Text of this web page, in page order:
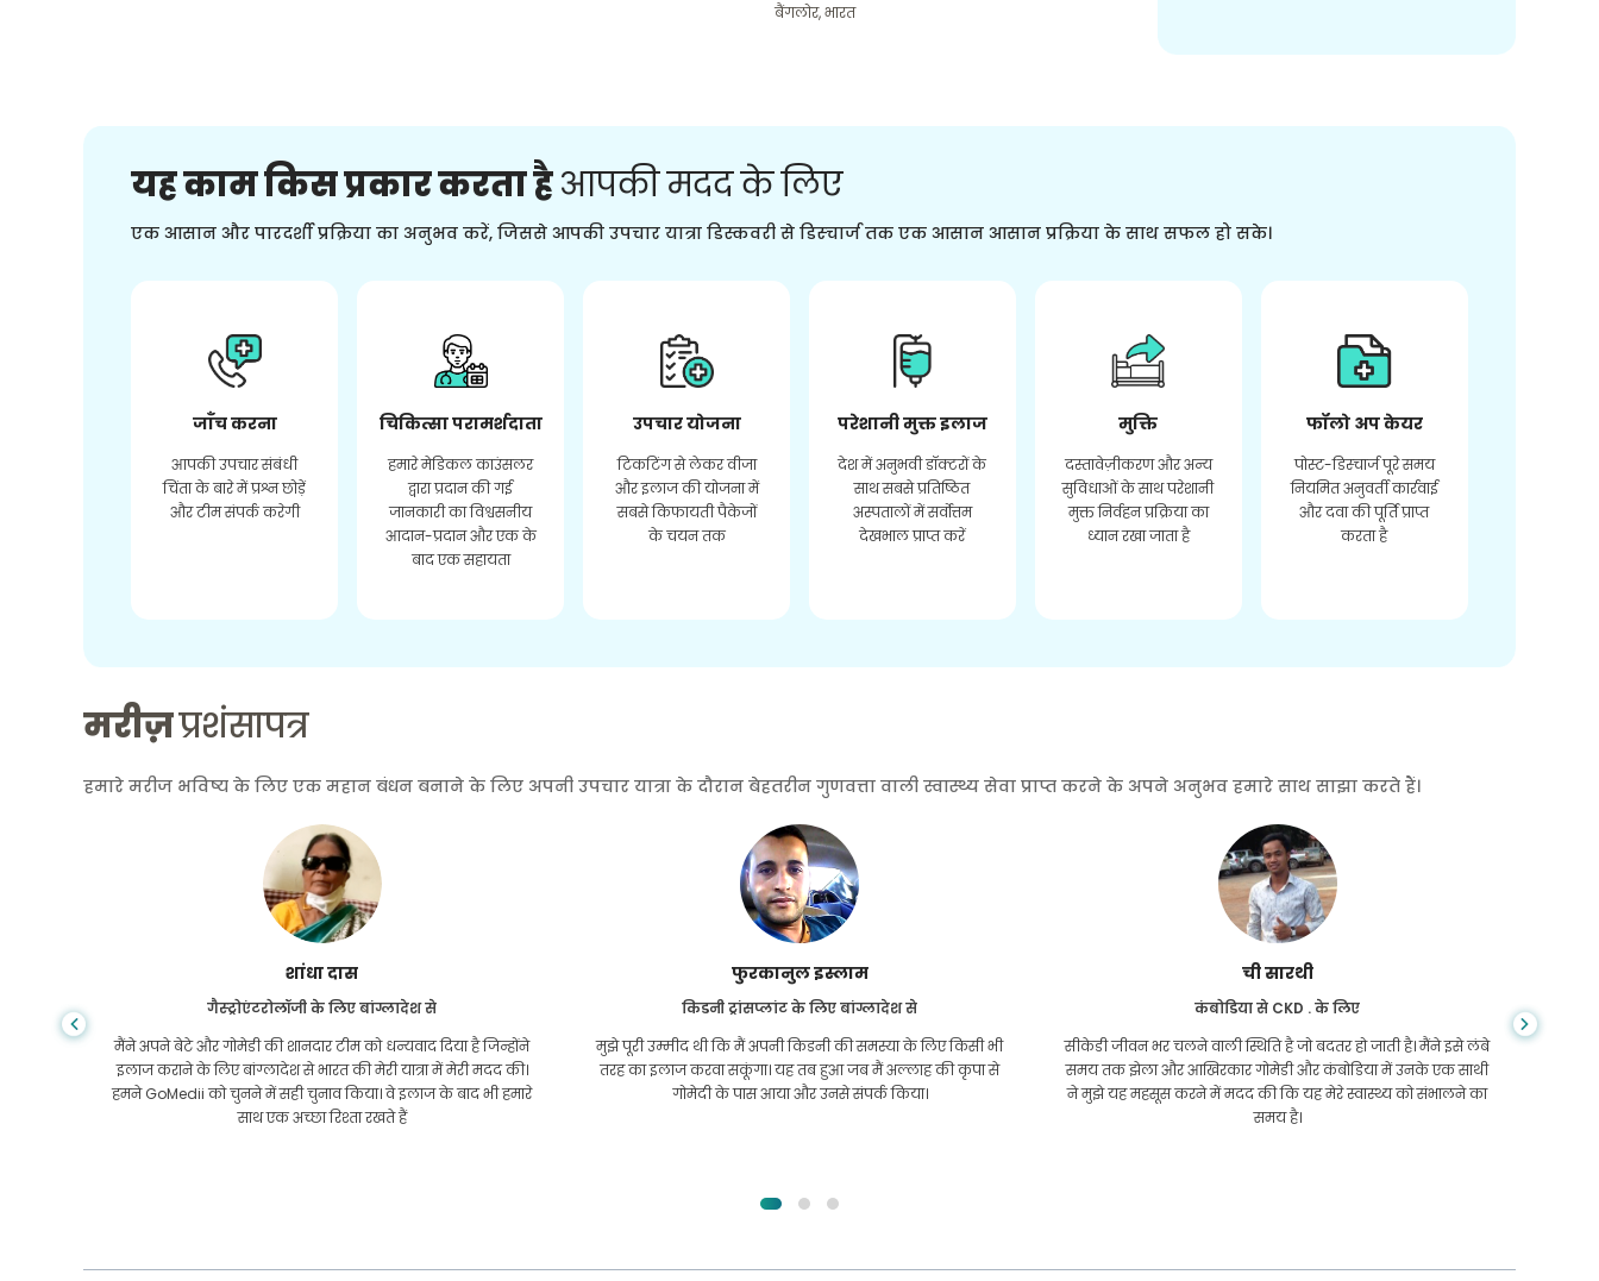
बैंगलोर,भारत
यह काम किस प्रकार करता हैआपकी मदद के लिए
एक आसान और पारदर्शी प्रक्रिया का अनुभव करें, जिससे आपकी उपचार यात्रा डिस्कवरी से डिस्चार्ज तक एक आसान आसान प्रक्रिया के साथ सफल हो सके।
जाँच करना
आपकी उपचार संबंधी
चिंता के बारे में प्रश्न छोड़ें
और टीम संपर्क करेगी
चिकित्सा परामर्शदाता
हमारे मेडिकल काउंसलर
द्वारा प्रदान की गई
जानकारी का विश्वसनीय
आदान-प्रदान और एक के
बाद एक सहायता
उपचार योजना
टिकटिंग से लेकर वीजा
और इलाज की योजना में
सबसे किफायती पैकेजों
के चयन तक
परेशानी मुक्त इलाज
देश में अनुभवी डॉक्टरों के
साथ सबसे प्रतिष्ठित
अस्पतालों में सर्वोत्तम
देखभाल प्राप्त करें
मुक्ति
दस्तावेज़ीकरण और अन्य
सुविधाओं के साथ परेशानी
मुक्त निर्वहन प्रक्रिया का
ध्यान रखा जाता है
फॉलो अप केयर
पोस्ट-डिस्चार्ज पूरे समय
नियमित अनुवर्ती कार्रवाई
और दवा की पूर्ति प्राप्त
करता है
मरीज़प्रशंसापत्र
हमारे मरीज भविष्य के लिए एक महान बंधन बनाने के लिए अपनी उपचार यात्रा के दौरान बेहतरीन गुणवत्ता वाली स्वास्थ्य सेवा प्राप्त करने के अपने अनुभव हमारे साथ साझा करते हैं।
शांधा दास
गैस्ट्रोएंटरोलॉजी के लिए बांग्लादेश से
मैंने अपने बेटे और गोमेडी की शानदार टीम को धन्यवाद दिया है जिन्होंने
इलाज कराने के लिए बांग्लादेश से भारत की मेरी यात्रा में मेरी मदद की।
हमने GoMedii को चुनने में सही चुनाव किया। वे इलाज के बाद भी हमारे
साथ एक अच्छा रिश्ता रखते हैं
फुरकानुल इस्लाम
किडनी ट्रांसप्लांट के लिए बांग्लादेश से
मुझे पूरी उम्मीद थी कि मैं अपनी किडनी की समस्या के लिए किसी भी
तरह का इलाज करवा सकूंगा। यह तब हुआ जब मैं अल्लाह की कृपा से
गोमेदी के पास आया और उनसे संपर्क किया।
ची सारथी
कंबोडिया से CKD . के लिए
सीकेडी जीवन भर चलने वाली स्थिति है जो बदतर हो जाती है। मैंने इसे लंबे
समय तक झेला और आखिरकार गोमेडी और कंबोडिया में उनके एक साथी
ने मुझे यह महसूस करने में मदद की कि यह मेरे स्वास्थ्य को संभालने का
समय है।